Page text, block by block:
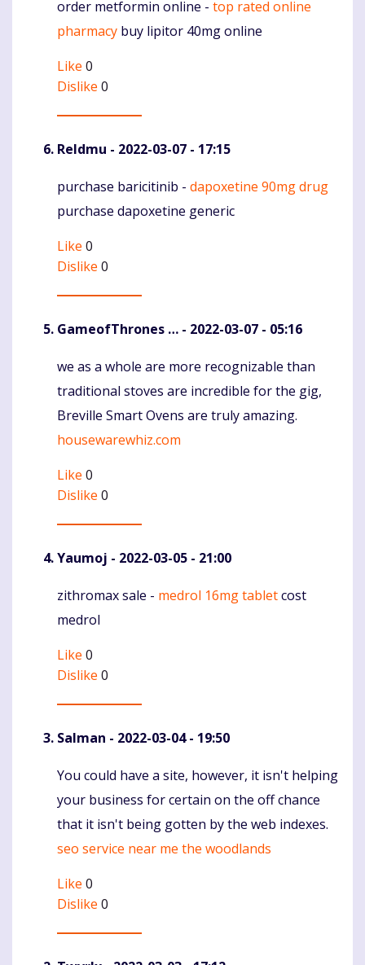
Komentaras
order metformin online - top rated online
pharmacy buy lipitor 40mg online
Like 0
Dislike 0
Reldmu - 2022-03-07 - 17:15
Komentaras
purchase baricitinib - dapoxetine 90mg drug
purchase dapoxetine generic
Like 0
Dislike 0
GameofThrones … - 2022-03-07 - 05:16
Komentaras
we as a whole are more recognizable than
traditional stoves are incredible for the gig,
Breville Smart Ovens are truly amazing.
housewarewhiz.com
Like 0
Dislike 0
Yaumoj - 2022-03-05 - 21:00
Komentaras
zithromax sale - medrol 16mg tabletcost
medrol
Like 0
Dislike 0
Salman - 2022-03-04 - 19:50
Komentaras
You could have a site, however, it isn't helping
your business for certain on the off chance
that it isn't being gotten by the web indexes.
seo service near me the woodlands
Like 0
Dislike 0